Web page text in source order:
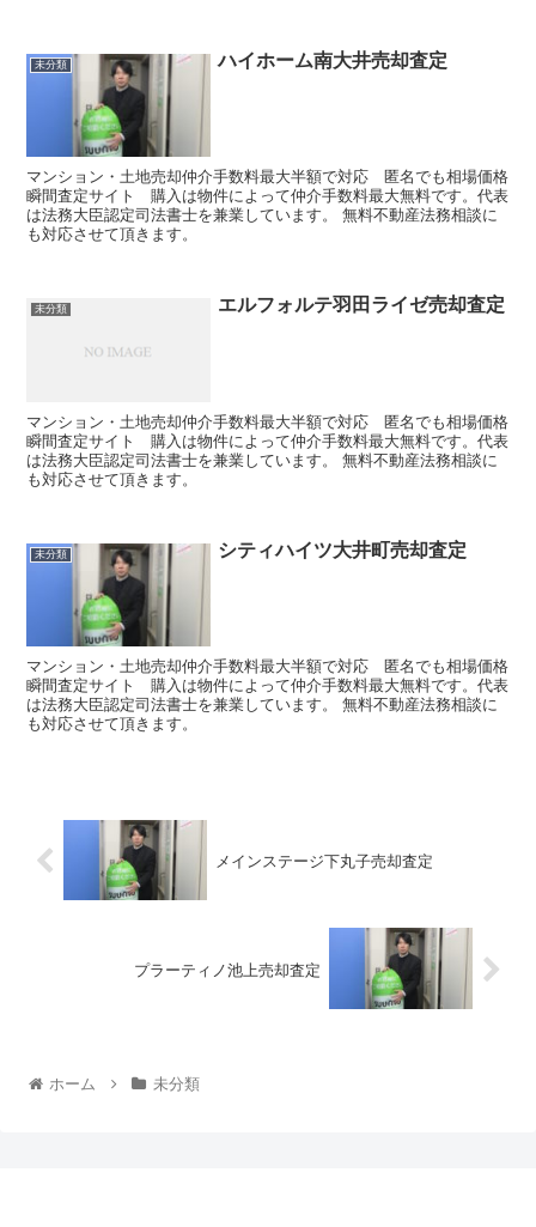
未分類 ハイホーム南大井売却査定
マンション・土地売却仲介手数料最大半額で対応 匿名でも相場価格
瞬間査定サイト 購入は物件によって仲介手数料最大無料です。代表
は法務大臣認定司法書士を兼業しています。 無料不動産法務相談に
も対応させて頂きます。
未分類 エルフォルテ羽田ライゼ売却査定
マンション・土地売却仲介手数料最大半額で対応 匿名でも相場価格
瞬間査定サイト 購入は物件によって仲介手数料最大無料です。代表
は法務大臣認定司法書士を兼業しています。 無料不動産法務相談に
も対応させて頂きます。
未分類 シティハイツ大井町売却査定
マンション・土地売却仲介手数料最大半額で対応 匿名でも相場価格
瞬間査定サイト 購入は物件によって仲介手数料最大無料です。代表
は法務大臣認定司法書士を兼業しています。 無料不動産法務相談に
も対応させて頂きます。
メインステージ下丸子売却査定
プラーティノ池上売却査定
ホーム 未分類